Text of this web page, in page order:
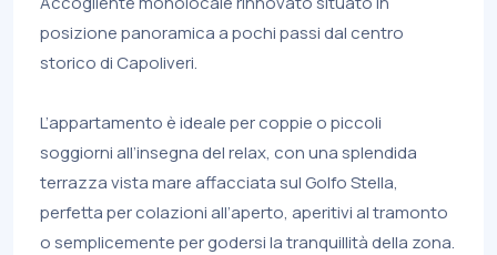
posizione panoramica a pochi passi dal centro
storico di Capoliveri.
L’appartamento è ideale per coppie o piccoli
soggiorni all’insegna del relax, con una splendida
terrazza vista mare affacciata sul Golfo Stella,
perfetta per colazioni all’aperto, aperitivi al tramonto
o semplicemente per godersi la tranquillità della zona.